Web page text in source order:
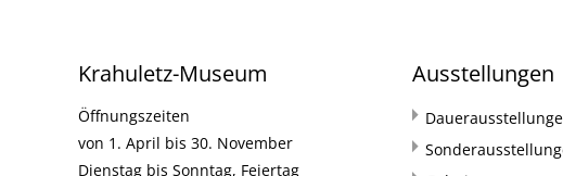
Krahuletz-Museum
Öffnungszeiten
von 1. April bis 30. November
Dienstag bis Sonntag, Feiertag
Ausstellungen